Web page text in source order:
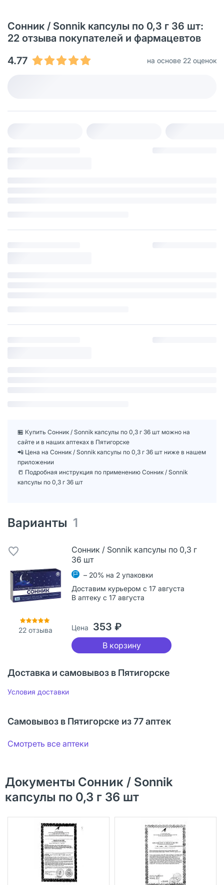
Сонник / Sonnik капсулы по 0,3 г 36 шт:
22 отзыва покупателей и фармацевтов
4.77
на основе 22 оценок
🏪 Купить Сонник / Sonnik капсулы по 0,3 г 36 шт можно на
сайте и в наших аптеках в Пятигорске
📲 Цена на Сонник / Sonnik капсулы по 0,3 г 36 шт ниже в нашем
приложении
📒 Подробная инструкция по применению Сонник / Sonnik
капсулы по 0,3 г 36 шт
Варианты 1
22 отзыва
Сонник / Sonnik капсулы по 0,3 г
36 шт
– 20% на 2 упаковки
Доставим курьером с 17 августа
В аптеку с 17 августа
Цена 353 ₽
В корзину
Доставка и самовывоз в Пятигорске
Условия доставки
Самовывоз в Пятигорске из 77 аптек
Смотреть все аптеки
Документы Сонник / Sonnik
капсулы по 0,3 г 36 шт